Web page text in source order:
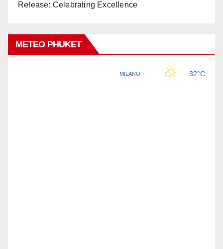
Release: Celebrating Excellence
METEO PHUKET